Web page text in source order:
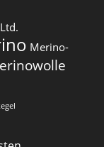
Merino-